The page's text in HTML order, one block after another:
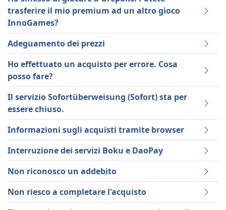
trasferire il mio premium ad un altro gioco
InnoGames?
Adeguamento dei prezzi
Ho effettuato un acquisto per errore. Cosa
posso fare?
Il servizio Sofortüberweisung (Sofort) sta per
essere chiuso.
Informazioni sugli acquisti tramite browser
Interruzione dei servizi Boku e DaoPay
Non riconosco un addebito
Non riesco a completare l'acquisto